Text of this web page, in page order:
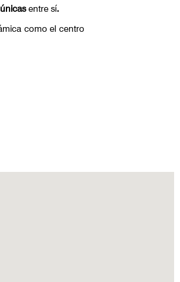
únicasentre sí.
como el centro